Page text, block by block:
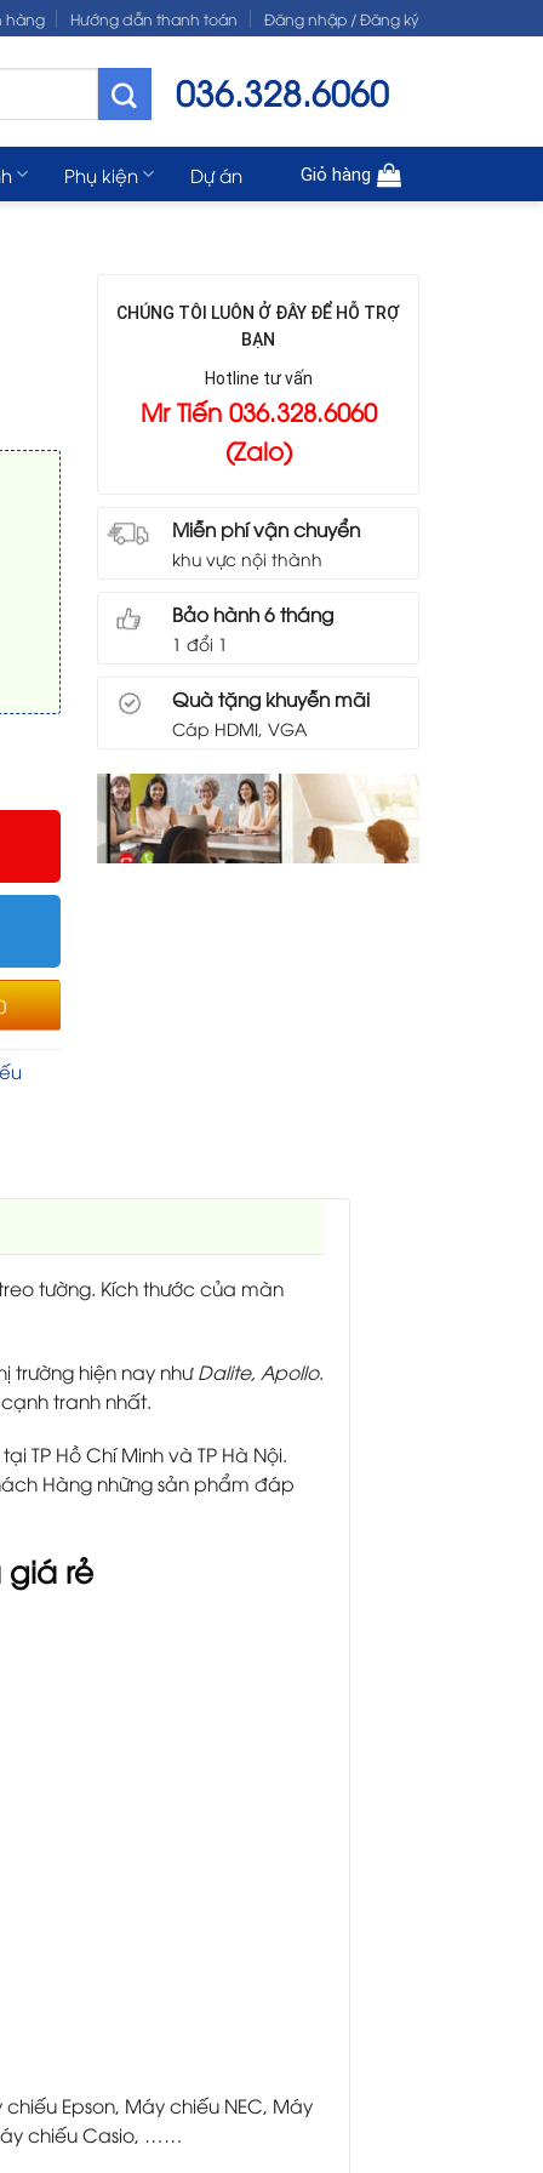
hàng Hướng dẫn thanh toán Đăng nhập / Đăng ký
036.328.6060
Phụ kiện Dự án Giỏ hàng
CHÚNG TÔI LUÔN Ở ĐÂY ĐỂ HỖ TRỢ
BẠN
Hotline tư vấn
Mr Tiến 036.328.6060
(Zalo)
Miễn phí vận chuyển
khu vực nội thành
Bảo hành 6 tháng
1 đổi 1
Quà tặng khuyễn mãi
Cáp HDMI, VGA
tường. Kích thước của màn
trường hiện nay nhưDalite, Apollo.
tranh nhất.
Hồ Chí Minh và TP Hà Nội.
Hàng những sản phẩm đáp
giá rẻ
Epson, Máy chiếu NEC, Máy
chiếu Casio, ……